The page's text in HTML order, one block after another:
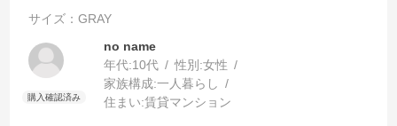
サイズ：GRAY
no name
年代:10代 性別:女性
家族構成:一人暮らし
住まい:賃貸マンション